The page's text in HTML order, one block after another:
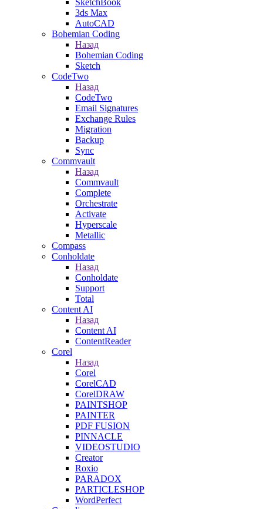
SketchBook
3ds Max
AutoCAD
Bohemian Coding
Назад
Bohemian Coding
Sketch
CodeTwo
Назад
CodeTwo
Email Signatures
Exchange Rules
Migration
Backup
Sync
Commvault
Назад
Commvault
Complete
Orchestrate
Activate
Hyperscale
Metallic
Compass
Conholdate
Назад
Conholdate
Support
Total
Content AI
Назад
Content AI
ContentReader
Corel
Назад
Corel
CorelCAD
CorelDRAW
PAINTSHOP
PAINTER
PDF FUSION
PINNACLE
VIDEOSTUDIO
Creator
Roxio
PARADOX
PARTICLESHOP
WordPerfect